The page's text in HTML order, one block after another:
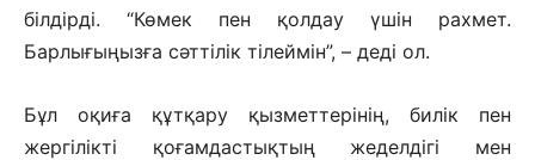
білдірді. “Көмек пен қолдау үшін рахмет.
Барлығыңызға сәттілік тілеймін”, – деді ол.
Бұл оқиға құтқару қызметтерінің, билік пен
жергілікті қоғамдастықтың жеделдігі мен